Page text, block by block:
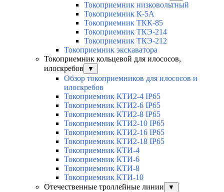
Токоприемник низковольтный
Токоприемник К-5А
Токоприемник ТКК-85
Токоприемник ТКЭ-214
Токоприемник ТКЭ-212
Токоприемник экскаватора
Токоприемник кольцевой для илососов,
илоскребов
▼
Обзор токоприемников для илососов и
илоскребов
Токоприемник КТИ2-4 IP65
Токоприемник КТИ2-6 IP65
Токоприемник КТИ2-8 IP65
Токоприемник КТИ2-10 IP65
Токоприемник КТИ2-16 IP65
Токоприемник КТИ2-18 IP65
Токоприемник КТИ-4
Токоприемник КТИ-6
Токоприемник КТИ-8
Токоприемник КТИ-10
Отечественные троллейные линии
▼